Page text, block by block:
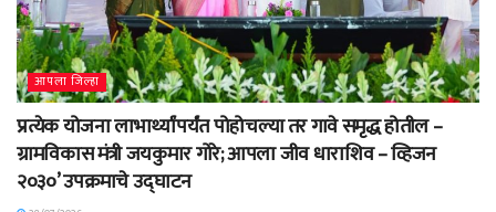
आपला जिल्हा
प्रत्येक योजना लाभार्थ्यांपर्यंत पोहोचल्या तर गावे समृद्ध होतील –
ग्रामविकास मंत्री जयकुमार गोरे; आपला जीव धाराशिव – व्हिजन
२०३०’ उपक्रमाचे उद्घाटन